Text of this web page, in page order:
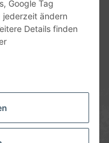
Google Tag
jederzeit ändern
Details finden